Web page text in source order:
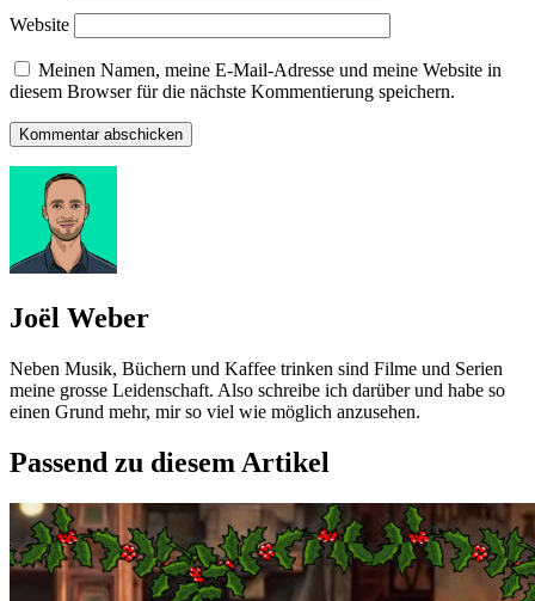
Website
Meinen Namen, meine E-Mail-Adresse und meine Website in
diesem Browser für die nächste Kommentierung speichern.
Joël Weber
Neben Musik, Büchern und Kaffee trinken sind Filme und Serien
meine grosse Leidenschaft. Also schreibe ich darüber und habe so
einen Grund mehr, mir so viel wie möglich anzusehen.
Passend zu diesem Artikel